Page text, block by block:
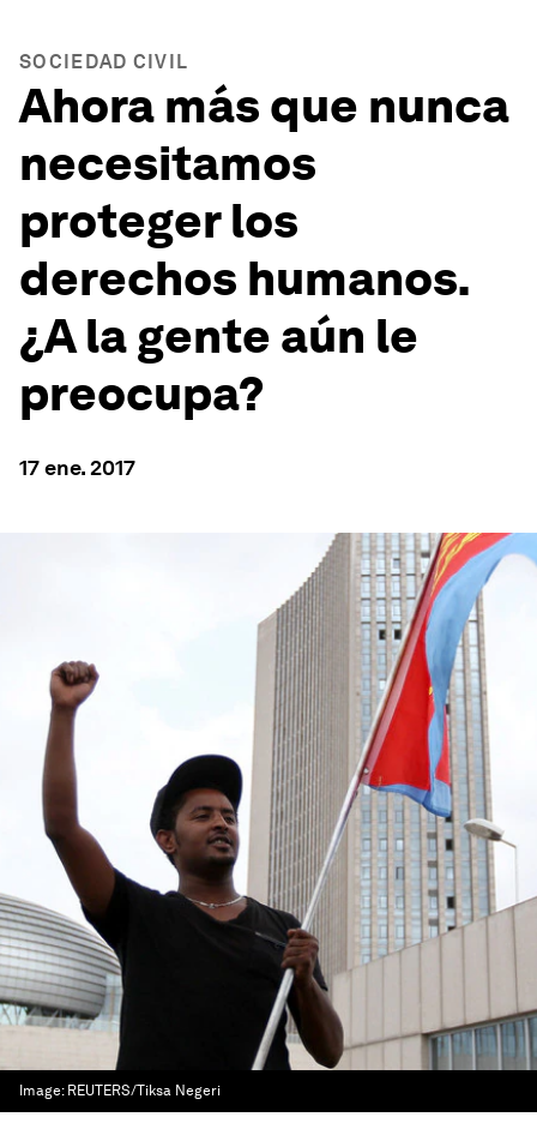
SOCIEDAD CIVIL
Ahora más que nunca
necesitamos
proteger los
derechos humanos.
¿A la gente aún le
preocupa?
17 ene. 2017
Image: REUTERS/Tiksa Negeri